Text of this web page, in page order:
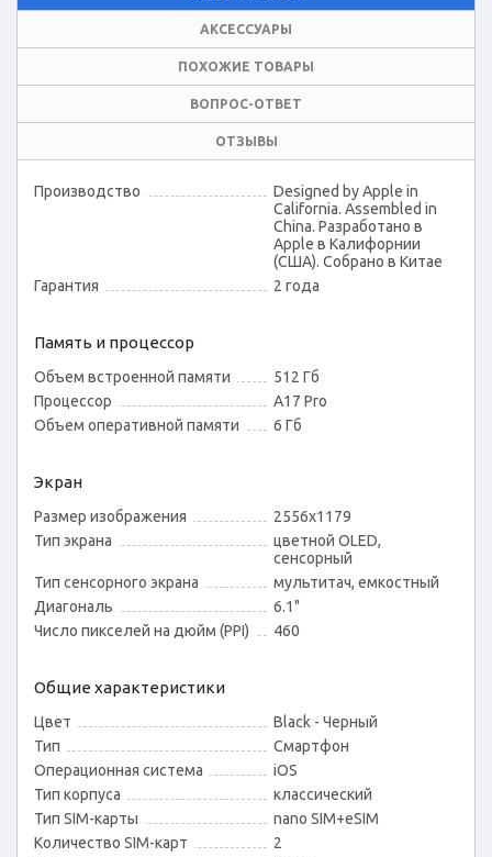
АКСЕССУАРЫ
ПОХОЖИЕ ТОВАРЫ
ВОПРОС-ОТВЕТ
ОТЗЫВЫ
Производство
Designed by Apple in
California. Assembled in
China. Разработано в
Apple в Калифорнии
(США). Собрано в Китае
Гарантия
2 года
Память и процессор
Объем встроенной памяти
512 Гб
Процессор
A17 Pro
Объем оперативной памяти
6 Гб
Экран
Размер изображения
2556x1179
Тип экрана
цветной OLED,
сенсорный
Тип сенсорного экрана
мультитач, емкостный
Диагональ
6.1"
Число пикселей на дюйм (PPI)
460
Общие характеристики
Цвет
Black - Черный
Тип
Смартфон
Операционная система
iOS
Тип корпуса
классический
Тип SIM-карты
nano SIM+eSIM
Количество SIM-карт
2